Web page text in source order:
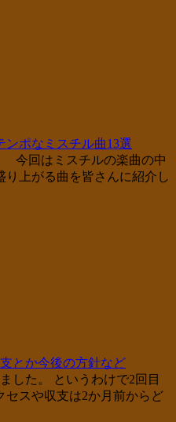
ンポなミスチル曲13選
今回はミスチルの楽曲の中
上がる曲を皆さんに紹介し
とか今後の方針など
した。 というわけで2回目
セスや収支は2か月前からど